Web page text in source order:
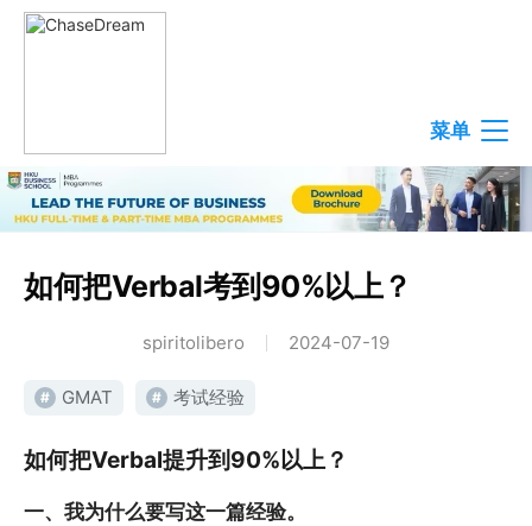
菜单
如何把Verbal考到90%以上？
spiritolibero 2024-07-19
# GMAT # 考试经验
如何把Verbal提升到90%以上？
一、我为什么要写这一篇经验。